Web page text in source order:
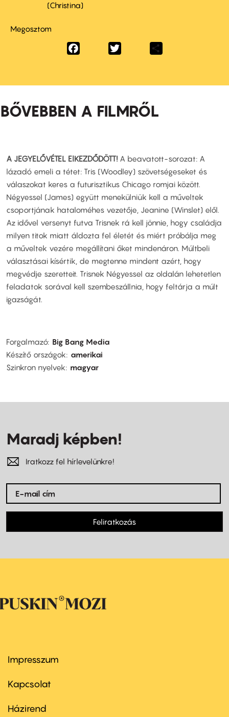
(Christina)
Megosztom
Facebook
BŐVEBBEN A FILMRŐL
A JEGYELŐVÉTEL ElKEZDŐDÖTT! A beavatott-sorozat: A
lázadó emeli a tétet: Tris (Woodley) szövetségeseket és
válaszokat keres a futurisztikus Chicago romjai között.
Négyessel (James) együtt menekülniük kell a műveltek
csoportjának hataloméhes vezetője, Jeanine (Winslet) elől.
Az idővel versenyt futva Trisnek rá kell jönnie, hogy családja
milyen titok miatt áldozta fel életét és miért próbálja meg
a műveltek vezére megállítani őket mindenáron. Múltbeli
választásai kísértik, de megtenne mindent azért, hogy
megvédje szeretteit. Trisnek Négyessel az oldalán lehetetlen
feladatok sorával kell szembeszállnia, hogy feltárja a múlt
igazságát.
Forgalmazó Big Bang Media
Készítő országok
amerikai
Szinkron nyelvek
magyar
Maradj képben!
Iratkozz fel hírlevelünkre!
Feliratkozás
Footer
first
Impresszum
Kapcsolat
Footer
Házirend